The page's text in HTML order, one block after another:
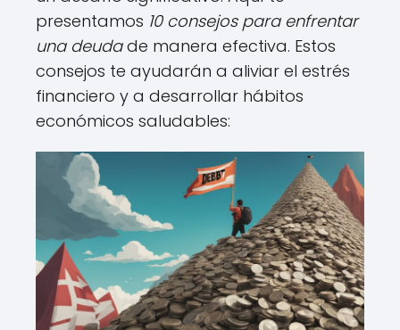
presentamos 10 consejos para enfrentar
una deudade manera efectiva. Estos
consejos te ayudarán a aliviar el estrés
financiero y a desarrollar hábitos
económicos saludables: